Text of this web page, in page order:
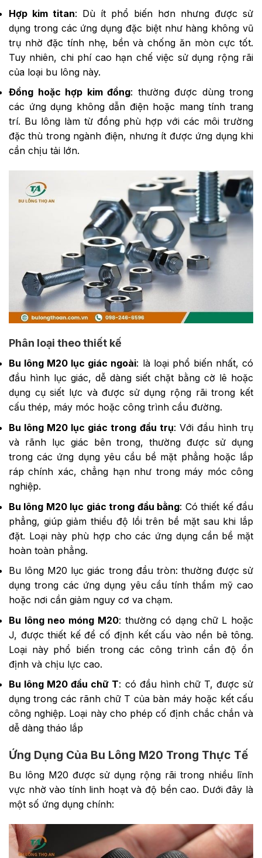
Hợp kim titan: Dù ít phổ biến hơn nhưng được sử
dụng trong các ứng dụng đặc biệt như hàng không vũ
trụ nhờ đặc tính nhẹ, bền và chống ăn mòn cực tốt.
Tuy nhiên, chi phí cao hạn chế việc sử dụng rộng rãi
của loại bu lông này.
Đồng hoặc hợp kim đồng: thường được dùng trong
các ứng dụng không dẫn điện hoặc mang tính trang
trí. Bu lông làm từ đồng phù hợp với các môi trường
đặc thù trong ngành điện, nhưng ít được ứng dụng khi
cần chịu tải lớn.
Phân loại theo thiết kế
Bu lông M20 lục giác ngoài: là loại phổ biến nhất, có
đầu hình lục giác, dễ dàng siết chặt bằng cờ lê hoặc
dụng cụ siết lực và được sử dụng rộng rãi trong kết
cấu thép, máy móc hoặc công trình cầu đường.
Bu lông M20 lục giác trong đầu trụ: Với đầu hình trụ
và rãnh lục giác bên trong, thường được sử dụng
trong các ứng dụng yêu cầu bề mặt phẳng hoặc lắp
ráp chính xác, chẳng hạn như trong máy móc công
nghiệp.
Bu lông M20 lục giác trong đầu bằng: Có thiết kế đầu
phẳng, giúp giảm thiểu độ lồi trên bề mặt sau khi lắp
đặt. Loại này phù hợp cho các ứng dụng cần bề mặt
hoàn toàn phẳng.
Bu lông M20 lục giác trong đầu tròn: thường được sử
dụng trong các ứng dụng yêu cầu tính thẩm mỹ cao
hoặc nơi cần giảm nguy cơ va chạm.
Bu lông neo móng M20: thường có dạng chữ L hoặc
J, được thiết kế để cố định kết cấu vào nền bê tông.
Loại này phổ biến trong các công trình cần độ ổn
định và chịu lực cao.
Bu lông M20 đầu chữ T: có đầu hình chữ T, được sử
dụng trong các rãnh chữ T của bàn máy hoặc kết cấu
công nghiệp. Loại này cho phép cố định chắc chắn và
dễ dàng tháo lắp
Ứng Dụng Của Bu Lông M20 Trong Thực Tế
Bu lông M20 được sử dụng rộng rãi trong nhiều lĩnh
vực nhờ vào tính linh hoạt và độ bền cao. Dưới đây là
một số ứng dụng chính: